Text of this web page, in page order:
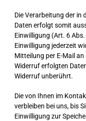
Die Verarbeitung der in
Daten erfolgt somit
Einwilligung (Art. 6 Abs.
Einwilligung jederzeit
Mitteilung per E-Mail
Widerruf erfolgten
Widerruf unberührt.
Die von Ihnen im
verbleiben bei uns, bis
Einwilligung zur